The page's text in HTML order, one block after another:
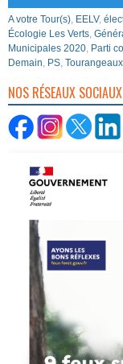
A votre Tour(s), EELV,
Écologie Les Verts,
Municipales 2020, Parti
Demain, PS, Tourangeaux
NOS RÉSEAUX SOCIAUX